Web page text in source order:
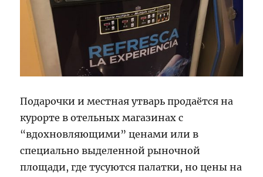
Подарочки и местная утварь продаётся на
курорте в отельных магазинах с
“вдохновляющими” ценами или в
специально выделенной рыночной
площади, где тусуются палатки, но цены на